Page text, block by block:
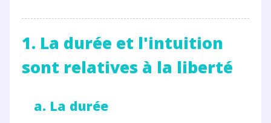
1. La durée et l'intuition
sont relatives à la liberté
a. La durée